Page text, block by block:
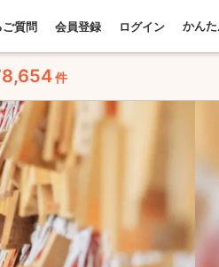
質問 会員登録 ログイン かん
件